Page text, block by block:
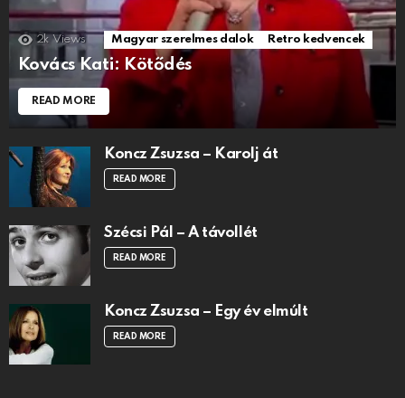
2k Views Magyar szerelmes dalok Retro kedvencek
Kovács Kati: Kötődés
READ MORE
Koncz Zsuzsa – Karolj át
READ MORE
Szécsi Pál – A távollét
READ MORE
Koncz Zsuzsa – Egy év elmúlt
READ MORE